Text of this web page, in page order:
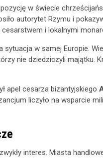
w świecie
autorytet Rzymu i
cesarstwem i lokalnymi
sytuacja w samej Europie.
nie dziedziczyli majątku.
apel cesarza bizantyjskiego
liczyło na wsparcie
interes. Miasta